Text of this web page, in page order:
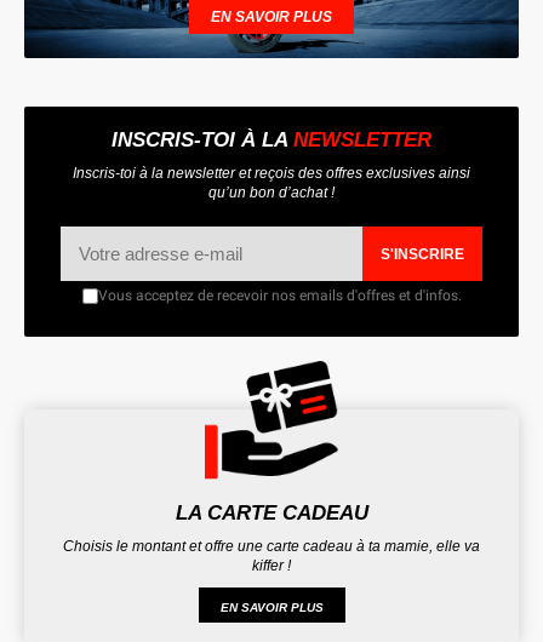
EN SAVOIR PLUS
INSCRIS-TOI À LA NEWSLETTER
Inscris-toi à la newsletter et reçois des offres exclusives ainsi
qu’un bon d’achat !
S'INSCRIRE
Vous acceptez de recevoir nos emails d'offres et d'infos.
LA CARTE CADEAU
Choisis le montant et offre une carte cadeau à ta mamie, elle va
kiffer !
EN SAVOIR PLUS